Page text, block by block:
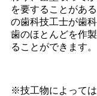
を要することがあ
の歯科技工士が歯
歯のほとんどを作
ることができます。
※技工物によって